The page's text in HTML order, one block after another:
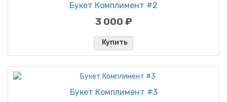
Букет Комплимент #2
3 000 ₽
Купить
Букет Комплимент #3